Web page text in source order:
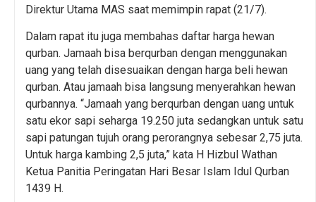
Direktur Utama MAS saat memimpin rapat (21/7).
Dalam rapat itu juga membahas daftar harga hewan
qurban. Jamaah bisa berqurban dengan menggunakan
uang yang telah disesuaikan dengan harga beli hewan
qurban. Atau jamaah bisa langsung menyerahkan hewan
qurbannya. “Jamaah yang berqurban dengan uang untuk
satu ekor sapi seharga 19.250 juta sedangkan untuk satu
sapi patungan tujuh orang perorangnya sebesar 2,75 juta.
Untuk harga kambing 2,5 juta,” kata H Hizbul Wathan
Ketua Panitia Peringatan Hari Besar Islam Idul Qurban
1439 H.